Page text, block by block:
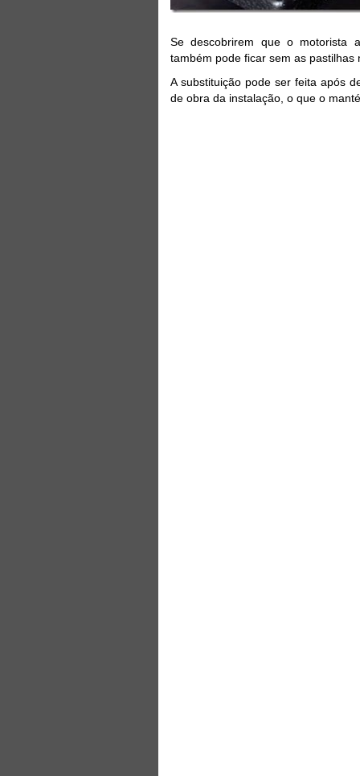
Se descobrirem que o motorista
também pode ficar sem as pastilhas
A substituição pode ser feita após
de obra da instalação, o que o